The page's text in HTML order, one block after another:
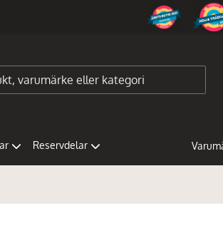
Reservdelar